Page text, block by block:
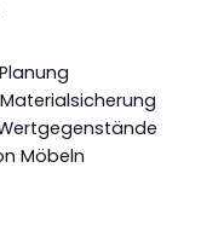
Möbeln